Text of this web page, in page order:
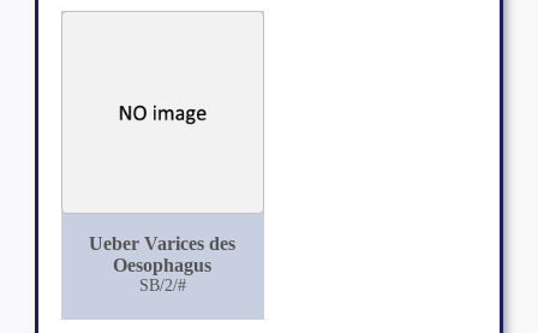
Ueber Varices des
Oesophagus
SB/2/#